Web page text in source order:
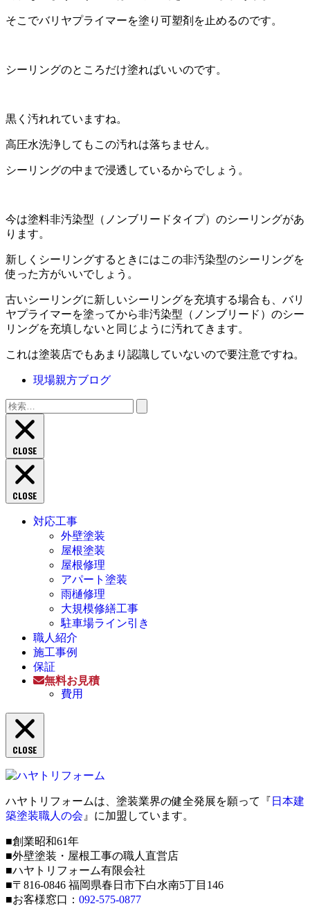
そこでバリヤプライマーを塗り可塑剤を止めるのです。
シーリングのところだけ塗ればいいのです。
黒く汚れれていますね。
高圧水洗浄してもこの汚れは落ちません。
シーリングの中まで浸透しているからでしょう。
今は塗料非汚染型（ノンブリードタイプ）のシーリングがあ
ります。
新しくシーリングするときにはこの非汚染型のシーリングを
使った方がいいでしょう。
古いシーリングに新しいシーリングを充填する場合も、バリ
ヤプライマーを塗ってから非汚染型（ノンブリード）のシー
リングを充填しないと同じように汚れてきます。
これは塗装店でもあまり認識していないので要注意ですね。
現場親方ブログ
検
索:
CLOSE
CLOSE
対応工事
外壁塗装
屋根塗装
屋根修理
アパート塗装
雨樋修理
大規模修繕工事
駐車場ライン引き
職人紹介
施工事例
保証
無料お見積
費用
CLOSE
ハヤトリフォームは、塗装業界の健全発展を願って『 日本建
築塗装職人の会 』に加盟しています。
■創業昭和61年
■外壁塗装・屋根工事の職人直営店
■ハヤトリフォーム有限会社
■〒816-0846 福岡県春日市下白水南5丁目146
■お客様窓口： 092-575-0877